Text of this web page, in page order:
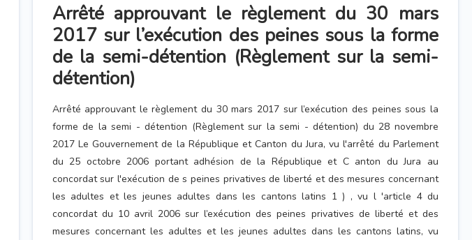
Arrêté approuvant le règlement du 30 mars
2017 sur l’exécution des peines sous la forme
de la semi-détention (Règlement sur la semi-
détention)
Arrêté approuvant le règlement du 30 mars 2017 sur l’exécution des peines sous la
forme de la semi - détention (Règlement sur la semi - détention) du 28 novembre
2017 Le Gouvernement de la République et Canton du Jura, vu l'arrêté du Parlement
du 25 octobre 2006 portant adhésion de la République et C anton du Jura au
concordat sur l'exécution de s peines privatives de liberté et des mesures concernant
les adultes et les jeunes adultes dans les cantons latins 1 ) , vu l 'article 4 du
concordat du 10 avril 2006 sur l’exécution des peines privatives de liberté et des
mesures concernant les adultes et les jeunes adultes dans les cantons latins, vu